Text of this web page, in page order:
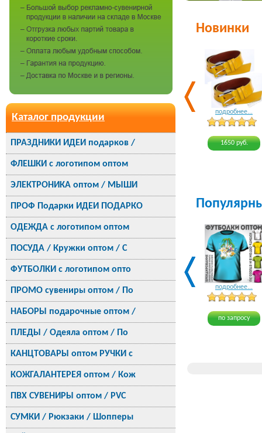
Каталог продукции
ПРАЗДНИКИ ИДЕИ подарков /
ФЛЕШКИ с логотипом оптом
ЭЛЕКТРОНИКА оптом / МЫШИ
ПРОФ Подарки ИДЕИ ПОДАРКО
ОДЕЖДА с логотипом оптом
ПОСУДА / Кружки оптом / С
ФУТБОЛКИ с логотипом опто
ПРОМО сувениры оптом / По
НАБОРЫ подарочные оптом /
ПЛЕДЫ / Одеяла оптом / По
КАНЦТОВАРЫ оптом РУЧКИ с
КОЖГАЛАНТЕРЕЯ оптом / Кож
ПВХ СУВЕНИРЫ оптом / PVC
СУМКИ / Рюкзаки / Шопперы
Новинки
подробнее...
1650 руб.
подробнее...
по запросу